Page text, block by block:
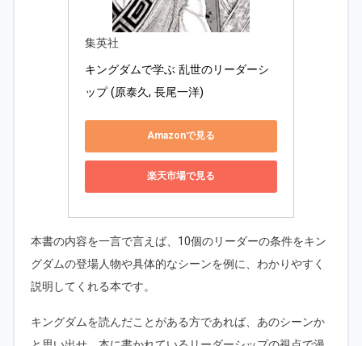
集英社
キングダムで学ぶ 乱世のリーダーシ
ップ (原泰久, 長尾一洋)
Amazonで見る
楽天市場で見る
本書の内容を一言で言えば、10個のリーダーの条件をキン
グダムの登場人物や具体的なシーンを例に、わかりやすく
説明してくれる本です。
キングダムを読んだことがある方であれば、あのシーンか